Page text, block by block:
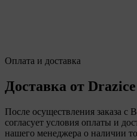
Оплата и доставка
Доставка от Drazice
После осуществления заказа
согласует условия оплаты и
нашего менеджера о наличии